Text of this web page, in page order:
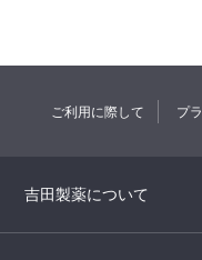
ご利用に際して プ
吉田製薬について